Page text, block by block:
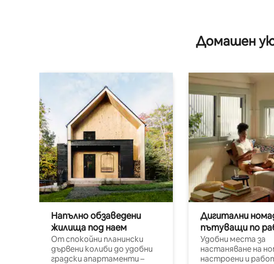
Домашен
Напълно обзаведени
жилища под наем
От спокойни планински
дървени колиби до удобни
градски апартаменти –
Дигитални
пътуващи по
Удобни места за
настаняване на
настроени и